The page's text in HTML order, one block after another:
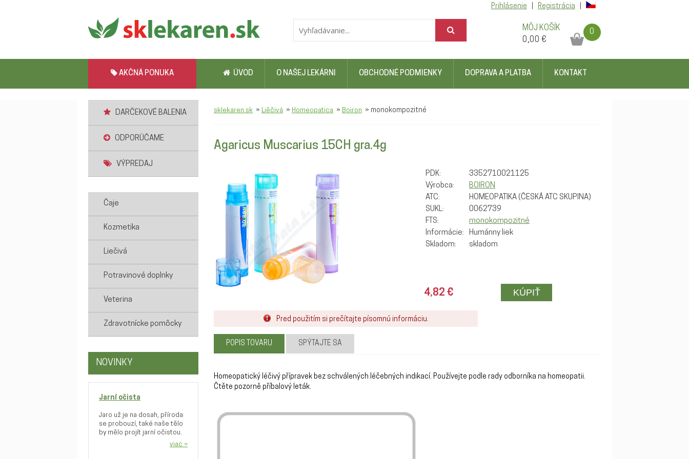
MÔJ KOŠÍK
0,00 €
0
Prihlásenie Registrácia
AKČNÁ PONUKA ÚVOD O NAŠEJ LEKÁRNI OBCHODNÉ PODMIENKY DOPRAVA A PLATBA KONTAKT
DARČEKOVÉ BALENIA
ODPORÚČAME
VÝPREDAJ
Čaje
Kozmetika
Liečivá
Potravinové doplnky
Veterina
Zdravotnícke pomôcky
NOVINKY
Jarní očista
Jaro už je na dosah, příroda
se probouzí, také naše tělo
by mělo projít jarní očistou.
viac »
sklekaren.sk » Liěčivá » Homeopatica » Boiron » monokompozitné
Agaricus Muscarius 15CH gra.4g
PDK:
3352710021125
Výrobca:
BOIRON
ATC:
HOMEOPATIKA (ČESKÁ ATC SKUPINA)
SUKL:
0062739
FTS:
monokompozitné
Informácie:
Humánny liek
Skladom:
skladom
4,82 €
Pred použitím si prečítajte písomnú informáciu.
POPIS TOVARU SPÝTAJTE SA
Homeopatický léčivý přípravek bez schválených léčebných indikací. Používejte podle rady odborníka na homeopatii.
Čtěte pozorně příbalový leták.